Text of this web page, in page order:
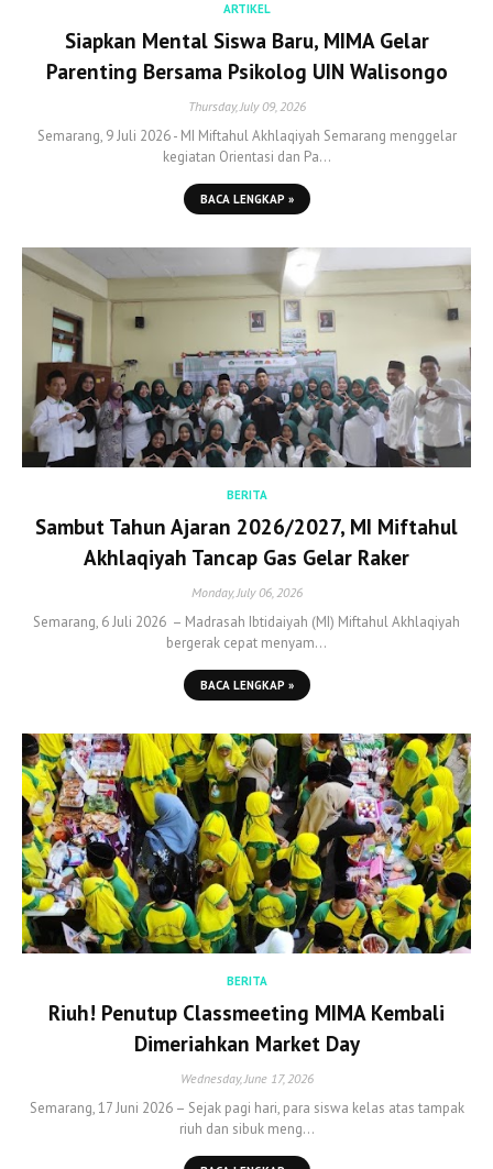
ARTIKEL
Siapkan Mental Siswa Baru, MIMA Gelar
Parenting Bersama Psikolog UIN Walisongo
Thursday, July 09, 2026
Semarang, 9 Juli 2026 - MI Miftahul Akhlaqiyah Semarang menggelar
kegiatan Orientasi dan Pa…
BACA LENGKAP »
BERITA
Sambut Tahun Ajaran 2026/2027, MI Miftahul
Akhlaqiyah Tancap Gas Gelar Raker
Monday, July 06, 2026
Semarang, 6 Juli 2026 – Madrasah Ibtidaiyah (MI) Miftahul Akhlaqiyah
bergerak cepat menyam…
BACA LENGKAP »
BERITA
Riuh! Penutup Classmeeting MIMA Kembali
Dimeriahkan Market Day
Wednesday, June 17, 2026
Semarang, 17 Juni 2026 – Sejak pagi hari, para siswa kelas atas tampak
riuh dan sibuk meng…